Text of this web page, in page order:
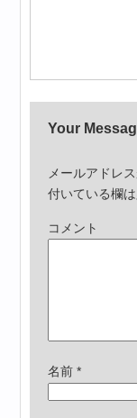
Your
メールアドレ
付いている欄
コメント
名前*